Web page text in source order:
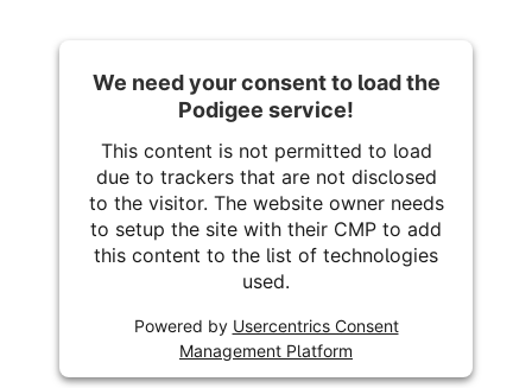
We need your consent to load the
Podigee service!
This content is not permitted to load
due to trackers that are not disclosed
to the visitor. The website owner needs
to setup the site with their CMP to add
this content to the list of technologies
used.
Powered by Usercentrics Consent
Management Platform